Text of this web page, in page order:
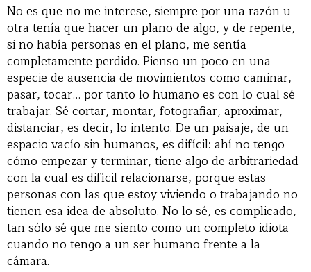
No es que no me interese, siempre por una razón u
otra tenía que hacer un plano de algo, y de repente,
si no había personas en el plano, me sentía
completamente perdido. Pienso un poco en una
especie de ausencia de movimientos como caminar,
pasar, tocar… por tanto lo humano es con lo cual sé
trabajar. Sé cortar, montar, fotografiar, aproximar,
distanciar, es decir, lo intento. De un paisaje, de un
espacio vacío sin humanos, es difícil: ahí no tengo
cómo empezar y terminar, tiene algo de arbitrariedad
con la cual es difícil relacionarse, porque estas
personas con las que estoy viviendo o trabajando no
tienen esa idea de absoluto. No lo sé, es complicado,
tan sólo sé que me siento como un completo idiota
cuando no tengo a un ser humano frente a la
cámara.